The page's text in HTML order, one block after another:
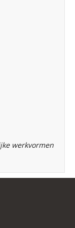
werkvormen